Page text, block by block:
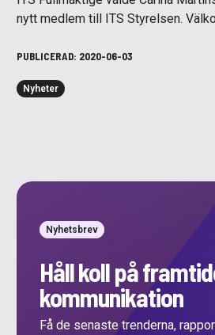
nytt medlem till ITS Styrelsen.
PUBLICERAD: 2020-06-03
Nyheter
Nyhetsbrev
Håll koll på
kommunikation
Få de senaste trenderna,